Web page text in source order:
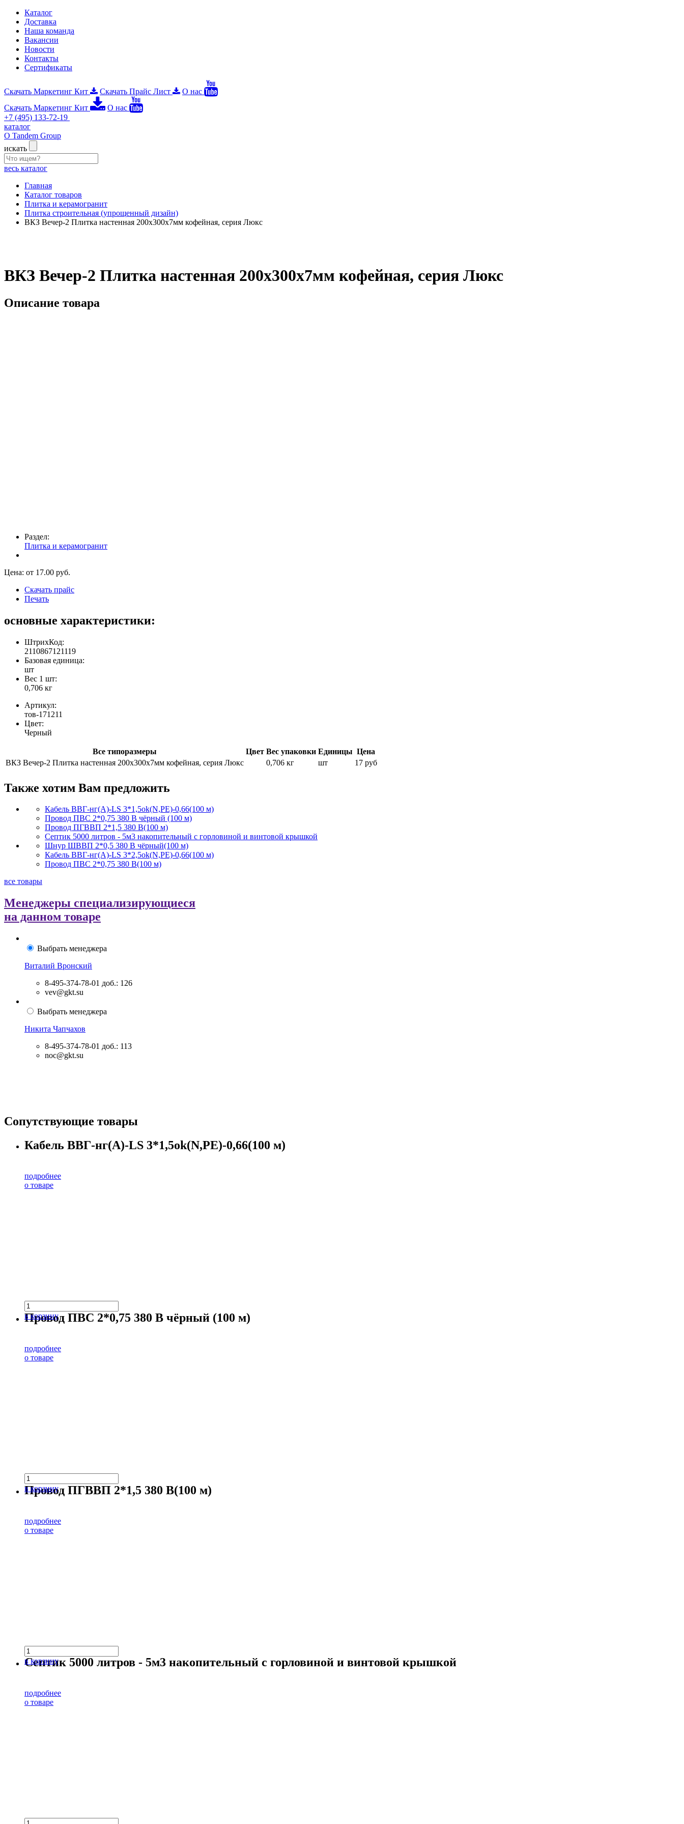
Каталог
Доставка
Наша команда
Вакансии
Новости
Контакты
Сертификаты
Скачать Маркетинг Кит Скачать Прайс Лист
О нас
Скачать Маркетинг Кит
О нас
+7 (495) 133-72-19
каталог
О Tandem Group
искать
весь каталог
Главная
Каталог товаров
Плитка и керамогранит
Плитка строительная (упрощенный дизайн)
ВКЗ Вечер-2 Плитка настенная 200х300х7мм кофейная, серия Люкс
ВКЗ Вечер-2 Плитка настенная 200х300х7мм кофейная, серия Люкс
Описание товара
Раздел:
Плитка и керамогранит
Цена: от 17.00 руб.
Скачать прайс
Печать
основные характеристики:
ШтрихКод:
2110867121119
Базовая единица:
шт
Вес 1 шт:
0,706 кг
Артикул:
тов-171211
Цвет:
Черный
Все типоразмеры Цвет Вес упаковки Единицы Цена
ВКЗ Вечер-2 Плитка настенная 200х300х7мм кофейная, серия Люкс
0,706 кг шт 17 руб
Также хотим Вам предложить
Кабель ВВГ-нг(А)-LS 3*1,5ok(N,PE)-0,66(100 м)
Провод ПВС 2*0,75 380 В чёрный (100 м)
Провод ПГВВП 2*1,5 380 В(100 м)
Септик 5000 литров - 5м3 накопительный с горловиной и винтовой крышкой
Шнур ШВВП 2*0,5 380 В чёрный(100 м)
Кабель ВВГ-нг(А)-LS 3*2,5ok(N,PE)-0,66(100 м)
Провод ПВС 2*0,75 380 В(100 м)
все товары
Менеджеры специализирующиеся
на данном товаре
Выбрать менеджера
Виталий Вронский
8-495-374-78-01 доб.: 126
vev@gkt.su
Выбрать менеджера
Никита Чапчахов
8-495-374-78-01 доб.: 113
noc@gkt.su
Сопутствующие товары
Кабель ВВГ-нг(А)-LS 3*1,5ok(N,PE)-0,66(100 м)
подробнее
о товаре
в корзину
Провод ПВС 2*0,75 380 В чёрный (100 м)
подробнее
о товаре
в корзину
Провод ПГВВП 2*1,5 380 В(100 м)
подробнее
о товаре
в корзину
Септик 5000 литров - 5м3 накопительный с горловиной и винтовой крышкой
подробнее
о товаре